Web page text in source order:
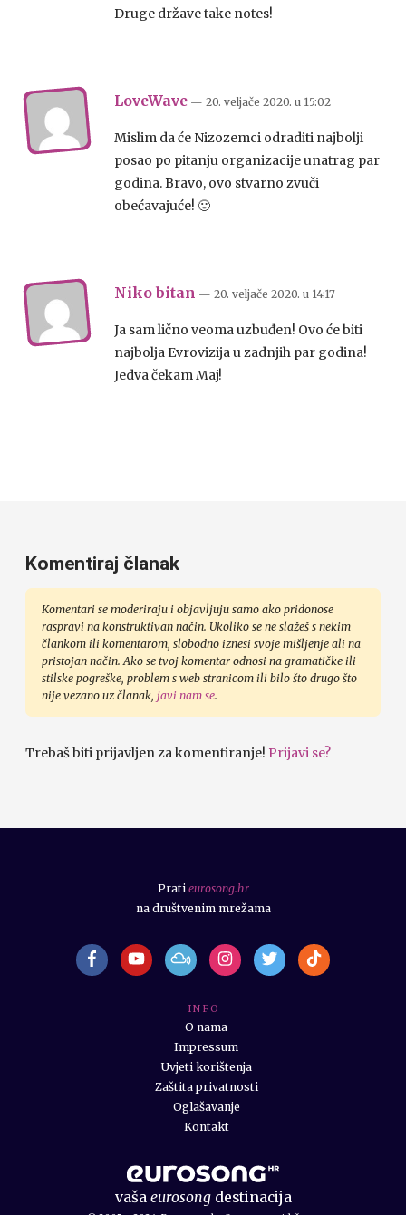
Druge države take notes!
LoveWave — 20. veljače 2020. u 15:02
Mislim da će Nizozemci odraditi najbolji
posao po pitanju organizacije unatrag par
godina. Bravo, ovo stvarno zvuči
obećavajuće! 🙂
Niko bitan — 20. veljače 2020. u 14:17
Ja sam lično veoma uzbuđen! Ovo će biti
najbolja Evrovizija u zadnjih par godina!
Jedva čekam Maj!
Komentiraj članak
Komentari se moderiraju i objavljuju samo ako pridonose
raspravi na konstruktivan način. Ukoliko se ne slažeš s nekim
člankom ili komentarom, slobodno iznesi svoje mišljenje ali na
pristojan način. Ako se tvoj komentar odnosi na gramatičke ili
stilske pogreške, problem s web stranicom ili bilo što drugo što
nije vezano uz članak, javi nam se.
Trebaš biti prijavljen za komentiranje! Prijavi se?
vaša eurosongdestinacija
I N F O
O nama
Impressum
Uvjeti korištenja
Zaštita privatnosti
Oglašavanje
Kontakt
Prati eurosong.hr
na društvenim mrežama